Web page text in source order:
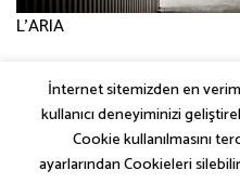
L’ARIA
Önceki
Sonraki→
İnternet sitemizden en
kullanıcı deneyiminizi
Cookie kullanılmasını
ayarlarından Cookieleri